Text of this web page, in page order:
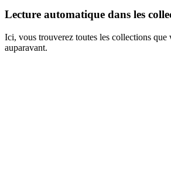
Lecture automatique dans les
Ici, vous trouverez toutes les collections que
auparavant.